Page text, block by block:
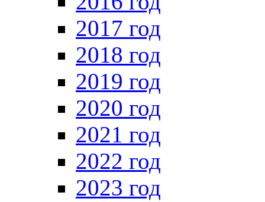
2017 год
2018 год
2019 год
2020 год
2021 год
2022 год
2023 год